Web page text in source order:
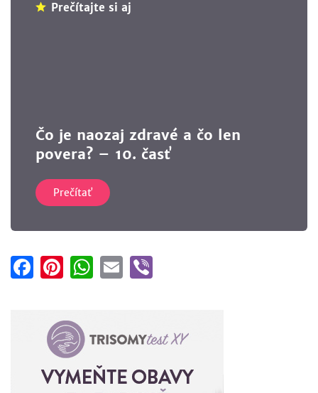
Prečítajte si aj
Čo je naozaj zdravé a čo len
povera? – 10. časť
Prečítať
Facebook
Pinterest
WhatsApp
Email